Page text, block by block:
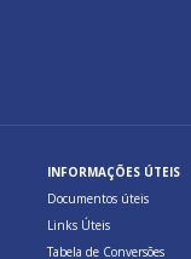
INFORMAÇÕES ÚTEIS
Documentos úteis
Links Úteis
Tabela de Conversões